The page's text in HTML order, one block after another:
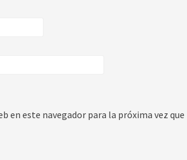
en este navegador para la próxima vez que